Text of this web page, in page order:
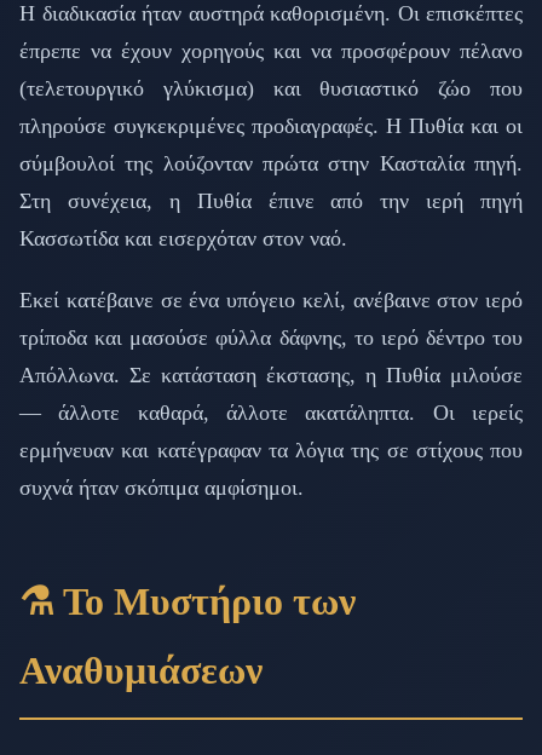
Η διαδικασία ήταν αυστηρά καθορισμένη. Οι επισκέπτες
έπρεπε να έχουν χορηγούς και να προσφέρουν πέλανο
(τελετουργικό γλύκισμα) και θυσιαστικό ζώο που
πληρούσε συγκεκριμένες προδιαγραφές. Η Πυθία και οι
σύμβουλοί της λούζονταν πρώτα στην Κασταλία πηγή.
Στη συνέχεια, η Πυθία έπινε από την ιερή πηγή
Κασσωτίδα και εισερχόταν στον ναό.
Εκεί κατέβαινε σε ένα υπόγειο κελί, ανέβαινε στον ιερό
τρίποδα και μασούσε φύλλα δάφνης, το ιερό δέντρο του
Απόλλωνα. Σε κατάσταση έκστασης, η Πυθία μιλούσε
— άλλοτε καθαρά, άλλοτε ακατάληπτα. Οι ιερείς
ερμήνευαν και κατέγραφαν τα λόγια της σε στίχους που
συχνά ήταν σκόπιμα αμφίσημοι.
⚗️ Το Μυστήριο των
Αναθυμιάσεων